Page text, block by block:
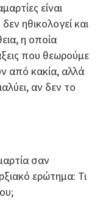
είναι
ηθικολογεί και
η οποία
που θεωρούμε
από κακία, αλλά
αν δεν το
σαν
ερώτημα: Τι